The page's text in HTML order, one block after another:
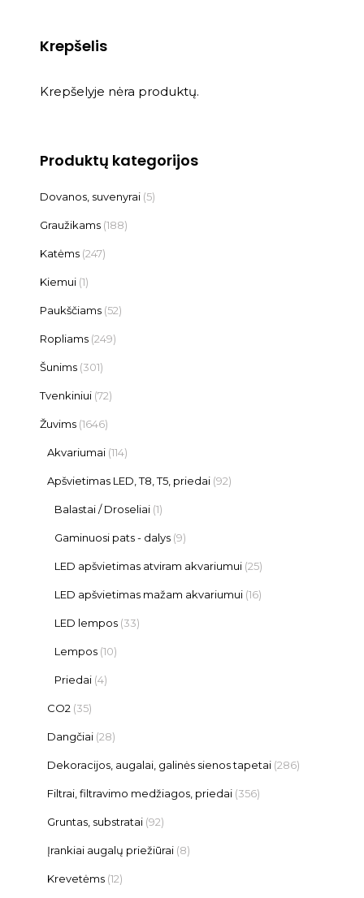
Krepšelis
Krepšelyje nėra produktų.
Produktų kategorijos
Dovanos, suvenyrai (5)
Graužikams (188)
Katėms (247)
Kiemui (1)
Paukščiams (52)
Ropliams (249)
Šunims (301)
Tvenkiniui (72)
Žuvims (1646)
Akvariumai (114)
Apšvietimas LED, T8, T5, priedai (92)
Balastai / Droseliai (1)
Gaminuosi pats - dalys (9)
LED apšvietimas atviram akvariumui (25)
LED apšvietimas mažam akvariumui (16)
LED lempos (33)
Lempos (10)
Priedai (4)
CO2 (35)
Dangčiai (28)
Dekoracijos, augalai, galinės sienos tapetai (286)
Filtrai, filtravimo medžiagos, priedai (356)
Gruntas, substratai (92)
Įrankiai augalų priežiūrai (8)
Krevetėms (12)